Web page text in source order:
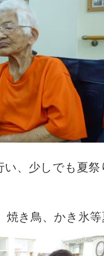
い、少しでも夏
焼き鳥、かき氷